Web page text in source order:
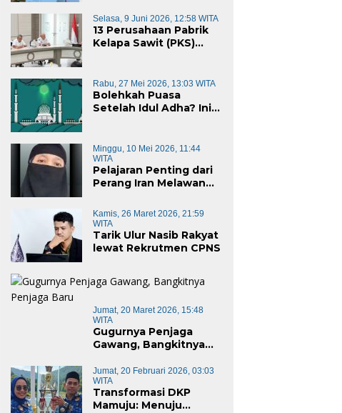
Selasa, 9 Juni 2026, 12:58 WITA
13 Perusahaan Pabrik
Kelapa Sawit (PKS)
Panggil Gubernur
Sulbar
Rabu, 27 Mei 2026, 13:03 WITA
Bolehkah Puasa
Setelah Idul Adha? Ini
Minggu, 10 Mei 2026, 11:44
WITA
Pelajaran Penting dari
Perang Iran Melawan
Kamis, 26 Maret 2026, 21:59
WITA
Tarik Ulur Nasib Rakyat
lewat Rekrutmen CPNS
Jumat, 20 Maret 2026, 15:48
WITA
Gugurnya Penjaga
Gawang, Bangkitnya
Jumat, 20 Februari 2026, 03:03
WITA
Transformasi DKP
Mamuju: Menuju